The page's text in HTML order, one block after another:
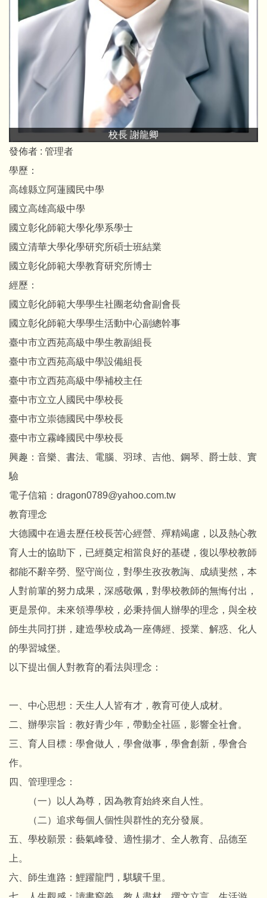
校長 謝龍卿
發佈者 : 管理者
學歷：
高雄縣立阿蓮國民中學
國立高雄高級中學
國立彰化師範大學化學系學士
國立清華大學化學研究所碩士班結業
國立彰化師範大學教育研究所博士
經歷：
國立彰化師範大學學生社團老幼會副會長
國立彰化師範大學學生活動中心副總幹事
臺中市立西苑高級中學生教副組長
臺中市立西苑高級中學設備組長
臺中市立西苑高級中學補校主任
臺中市立立人國民中學校長
臺中市立崇德國民中學校長
臺中市立霧峰國民中學校長
興趣：音樂、書法、電腦、羽球、吉他、鋼琴、爵士鼓、實
驗
電子信箱：dragon0789@yahoo.com.tw
教育理念
大德國中在過去歷任校長苦心經營、殫精竭慮，以及熱心教
育人士的協助下，已經奠定相當良好的基礎，復以學校教師
都能不辭辛勞、堅守崗位，對學生孜孜教誨、成績斐然，本
人對前輩的努力成果，深感敬佩，對學校教師的無悔付出，
更是景仰。未來領導學校，必秉持個人辦學的理念，與全校
師生共同打拼，建造學校成為一座傳經、授業、解惑、化人
的學習城堡。
以下提出個人對教育的看法與理念：
一、中心思想：天生人人皆有才，教育可使人成材。
二、辦學宗旨：教好青少年，帶動全社區，影響全社會。
三、育人目標：學會做人，學會做事，學會創新，學會合
作。
四、管理理念：
（一）以人為尊，因為教育始終來自人性。
（二）追求每個人個性與群性的充分發展。
五、學校願景：藝氣峰發、適性揚才、全人教育、品德至
上。
六、師生進路：鯉躍龍門，騏驥千里。